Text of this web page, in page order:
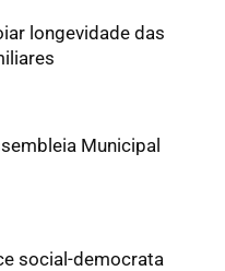
longevidade das
Municipal
social-democrata